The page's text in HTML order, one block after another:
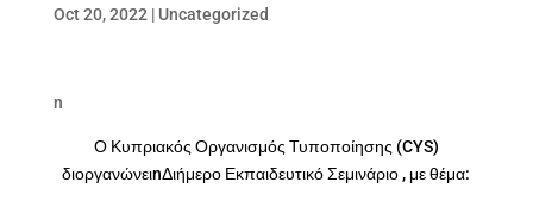
Oct 20, 2022 | Uncategorized
n
Ο Κυπριακός Οργανισμός Τυποποίησης (CYS)
διοργανώνειnΔιήμερο Εκπαιδευτικό Σεμινάριο , με θέμα: